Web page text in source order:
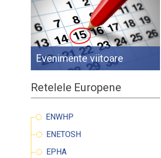
Evenimente viitoare
Retelele Europene
ENWHP
ENETOSH
EPHA